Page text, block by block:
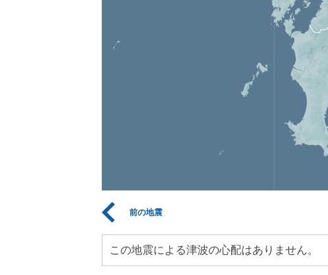
前の地震
この地震による津波の心配はありません。